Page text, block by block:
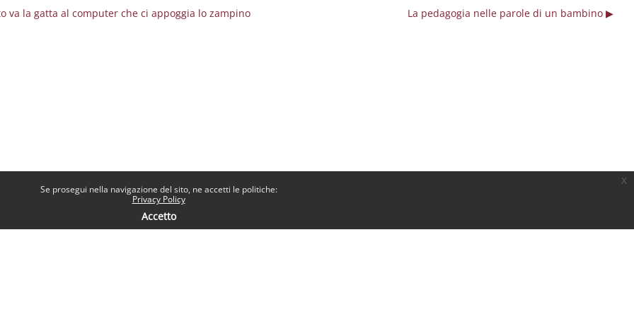
Se prosegui nella navigazione del sito, ne accetti le politiche:
Privacy Policy
Accetto
x
va la gatta al computer che ci appoggia lo zampino La pedagogia nelle parole di un bambino ▶︎